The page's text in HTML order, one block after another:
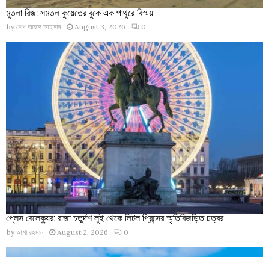
মুতলা রিজ: সমতল কুয়েতের বুকে এক পাথুরে বিস্ময়
by শেখ আহাদ আহসান August 3, 2026 0
প্লেস বেলেক্যুর: রাজা চতুর্দশ লুই থেকে লিটল প্রিন্সের স্মৃতিবিজড়িত চত্বর
by আশা রহমান August 2, 2026 0